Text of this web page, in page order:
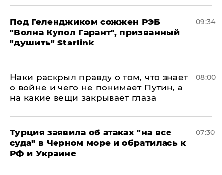
Под Геленджиком сожжен РЭБ
"Волна Купол Гарант", призванный
"душить" Starlink
09:34
Наки раскрыл правду о том, что знает
о войне и чего не понимает Путин, а
на какие вещи закрывает глаза
08:00
Турция заявила об атаках "на все
суда" в Черном море и обратилась к
РФ и Украине
07:30